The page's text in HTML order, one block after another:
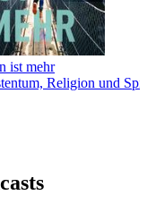
ist mehr
Religion und